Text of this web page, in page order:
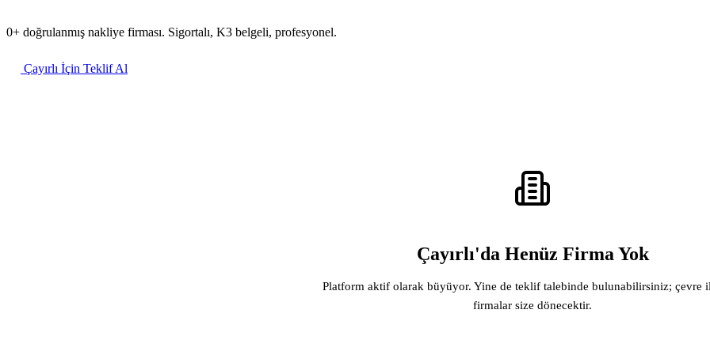
0+ doğrulanmış nakliye firması. Sigortalı, K3 belgeli, profesyonel.
Çayırlı İçin Teklif Al
Çayırlı'da Henüz Firma Yok
Platform aktif olarak büyüyor. Yine de teklif talebinde bulunabilirsiniz; çevre
firmalar size dönecektir.